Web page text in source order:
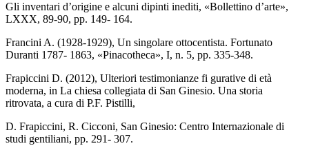
Gli inventari d’origine e alcuni dipinti inediti, «Bollettino d’arte»,
LXXX, 89-90, pp. 149- 164.
Francini A. (1928-1929), Un singolare ottocentista. Fortunato
Duranti 1787- 1863, «Pinacotheca», I, n. 5, pp. 335-348.
Frapiccini D. (2012), Ulteriori testimonianze fi gurative di età
moderna, in La chiesa collegiata di San Ginesio. Una storia
ritrovata, a cura di P.F. Pistilli,
D. Frapiccini, R. Cicconi, San Ginesio: Centro Internazionale di
studi gentiliani, pp. 291- 307.